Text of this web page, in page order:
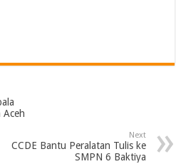
Aceh
Next
CCDE Bantu Peralatan Tulis ke
SMPN 6 Baktiya